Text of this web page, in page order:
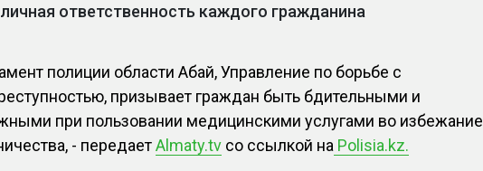
ответственность каждого гражданина
полиции области Абай, Управление по борьбе с
призывает граждан быть бдительными и
при пользовании медицинскими услугами во избежание
- передаетAlmaty.tv со ссылкой на Polisia.kz.